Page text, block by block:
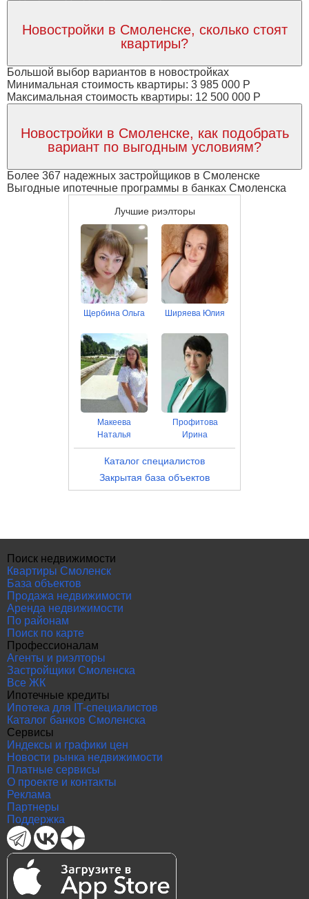
Новостройки в Смоленске, сколько стоят
квартиры?
Большой выбор вариантов в новостройках
Минимальная стоимость квартиры: 3 985 000 Р
Максимальная стоимость квартиры: 12 500 000 Р
Новостройки в Смоленске, как подобрать
вариант по выгодным условиям?
Более 367 надежных застройщиков в Смоленске
Выгодные ипотечные программы в банках Смоленска
Лучшие риэлторы
Щербина Ольга Ширяева Юлия
Макеева
Наталья
Профитова
Ирина
Каталог специалистов
Закрытая база объектов
Поиск недвижимости
Квартиры Смоленск
База объектов
Продажа недвижимости
Аренда недвижимости
По районам
Поиск по карте
Профессионалам
Агенты и риэлторы
Застройщики Смоленска
Все ЖК
Ипотечные кредиты
Ипотека для IT-специалистов
Каталог банков Смоленска
Сервисы
Индексы и графики цен
Новости рынка недвижимости
Платные сервисы
О проекте и контакты
Реклама
Партнеры
Поддержка